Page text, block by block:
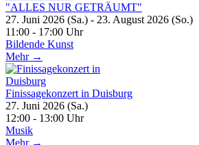
"ALLES NUR GETRÄUMT"
27. Juni 2026 (Sa.) - 23. August 2026 (So.)
11:00 - 17:00 Uhr
Bildende Kunst
Mehr →
Finissagekonzert in Duisburg
27. Juni 2026 (Sa.)
12:00 - 13:00 Uhr
Musik
Mehr →